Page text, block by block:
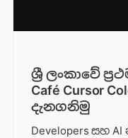
ශ්‍රී ලංකාවේ
Café Cursor
දැනගනිමු
Developers සහ